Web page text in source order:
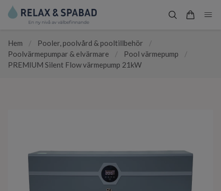
Hem / Pooler, poolvård & pooltillbehör
/
Poolvärmepumpar & elvärmare
/ Pool värmepump
/
PREMIUM Silent Flow värmepump 21kW